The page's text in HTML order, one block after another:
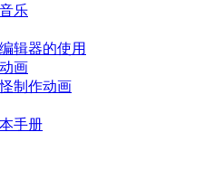
乐
辑器的使用
画
制作动画
手册